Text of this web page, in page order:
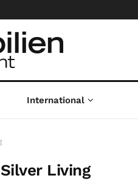
International
Silver Living